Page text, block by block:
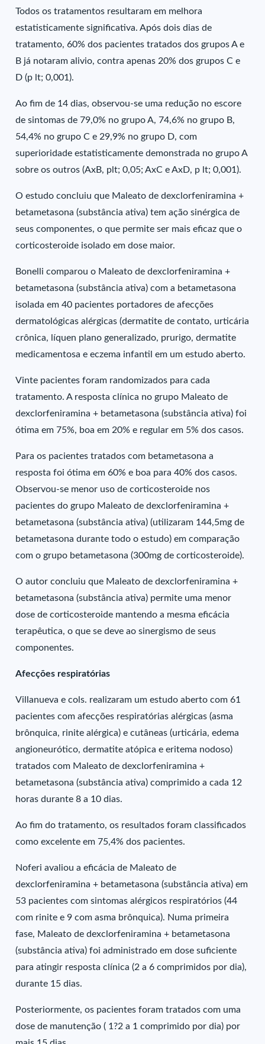
Todos os tratamentos resultaram em melhora
estatisticamente significativa. Após dois dias de
tratamento, 60% dos pacientes tratados dos grupos A e
B já notaram alivio, contra apenas 20% dos grupos C e
D (p lt; 0,001).
Ao fim de 14 dias, observou-se uma redução no escore
de sintomas de 79,0% no grupo A, 74,6% no grupo B,
54,4% no grupo C e 29,9% no grupo D, com
superioridade estatisticamente demonstrada no grupo A
sobre os outros (AxB, plt; 0,05; AxC e AxD, p lt; 0,001).
O estudo concluiu que Maleato de dexclorfeniramina +
betametasona (substância ativa) tem ação sinérgica de
seus componentes, o que permite ser mais eficaz que o
corticosteroide isolado em dose maior.
Bonelli comparou o Maleato de dexclorfeniramina +
betametasona (substância ativa) com a betametasona
isolada em 40 pacientes portadores de afecções
dermatológicas alérgicas (dermatite de contato, urticária
crônica, líquen plano generalizado, prurigo, dermatite
medicamentosa e eczema infantil em um estudo aberto.
Vinte pacientes foram randomizados para cada
tratamento. A resposta clínica no grupo Maleato de
dexclorfeniramina + betametasona (substância ativa) foi
ótima em 75%, boa em 20% e regular em 5% dos casos.
Para os pacientes tratados com betametasona a
resposta foi ótima em 60% e boa para 40% dos casos.
Observou-se menor uso de corticosteroide nos
pacientes do grupo Maleato de dexclorfeniramina +
betametasona (substância ativa) (utilizaram 144,5mg de
betametasona durante todo o estudo) em comparação
com o grupo betametasona (300mg de corticosteroide).
O autor concluiu que Maleato de dexclorfeniramina +
betametasona (substância ativa) permite uma menor
dose de corticosteroide mantendo a mesma eficácia
terapêutica, o que se deve ao sinergismo de seus
componentes.
Afecções respiratórias
Villanueva e cols. realizaram um estudo aberto com 61
pacientes com afecções respiratórias alérgicas (asma
brônquica, rinite alérgica) e cutâneas (urticária, edema
angioneurótico, dermatite atópica e eritema nodoso)
tratados com Maleato de dexclorfeniramina +
betametasona (substância ativa) comprimido a cada 12
horas durante 8 a 10 dias.
Ao fim do tratamento, os resultados foram classificados
como excelente em 75,4% dos pacientes.
Noferi avaliou a eficácia de Maleato de
dexclorfeniramina + betametasona (substância ativa) em
53 pacientes com sintomas alérgicos respiratórios (44
com rinite e 9 com asma brônquica). Numa primeira
fase, Maleato de dexclorfeniramina + betametasona
(substância ativa) foi administrado em dose suficiente
para atingir resposta clínica (2 a 6 comprimidos por dia),
durante 15 dias.
Posteriormente, os pacientes foram tratados com uma
dose de manutenção ( 1?2 a 1 comprimido por dia) por